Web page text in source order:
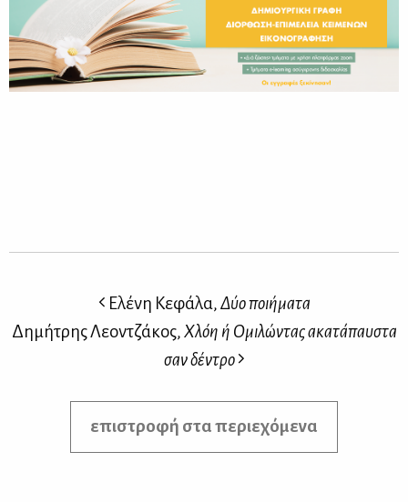
Ελένη Κεφάλα,Δύο ποιήματα
Δημήτρης Λεοντζάκος, Χλόη ή Ομιλώντας ακατάπαυστα
σαν δέντρο
επιστροφή στα περιεχόμενα